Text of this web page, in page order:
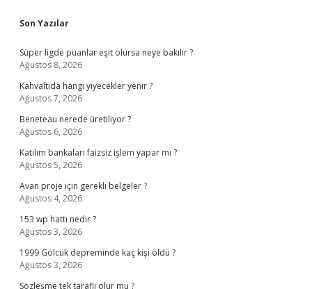
Sidebar
Son Yazılar
Süper ligde puanlar eşit olursa neye bakılır ?
Ağustos 8, 2026
Kahvaltıda hangi yiyecekler yenir ?
Ağustos 7, 2026
Beneteau nerede üretiliyor ?
Ağustos 6, 2026
Katılım bankaları faizsiz işlem yapar mı ?
Ağustos 5, 2026
Avan proje için gerekli belgeler ?
Ağustos 4, 2026
153 wp hattı nedir ?
Ağustos 3, 2026
1999 Gölcük depreminde kaç kişi öldü ?
Ağustos 3, 2026
Sözleşme tek taraflı olur mu ?